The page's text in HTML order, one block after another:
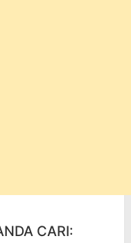
CARI: